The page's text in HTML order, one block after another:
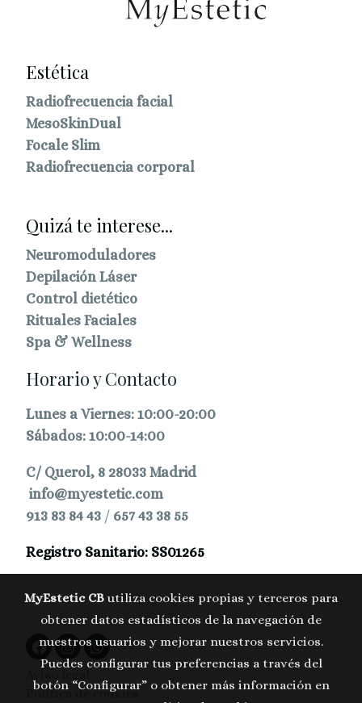
Estética
Radiofrecuencia facial
MesoSkinDual
Focale Slim
Radiofrecuencia corporal
Quizá te interese...
Neuromoduladores
Depilación Láser
Control dietético
Rituales Faciales
Spa & Wellness
Horario y Contacto
Lunes a Viernes: 10:00-20:00
Sábados: 10:00-14:00
C/ Querol, 8 28033 Madrid
info@myestetic.com
913 83 84 43 / 657 43 38 55
Registro Sanitario: SS01265
Política de cookies
MyEstetic CB utiliza cookies propias y terceros para
obtener datos estadísticos de la navegación de
nuestros usuarios y mejorar nuestros servicios.
Puedes configurar tus preferencias a través del
botón “Configurar” o obtener más información en